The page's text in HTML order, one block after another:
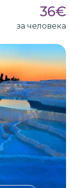
36€
за человека